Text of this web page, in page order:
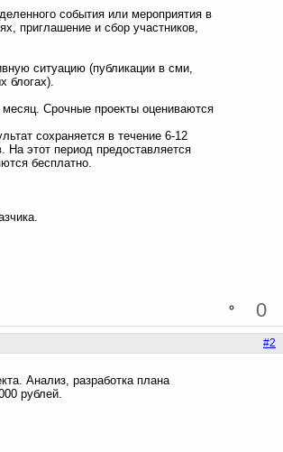
события или мероприятия в
приглашение и сбор участников,
ситуацию (публикации в сми,
блогах).
Срочные проекты оцениваются
сохраняется в течение 6-12
На этот период предоставляется
бесплатно.
0
#2
Анализ, разработка плана
рублей.